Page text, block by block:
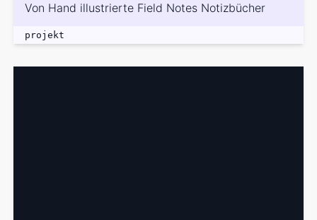
Von Hand illustrierte Field Notes Notizbücher
projekt